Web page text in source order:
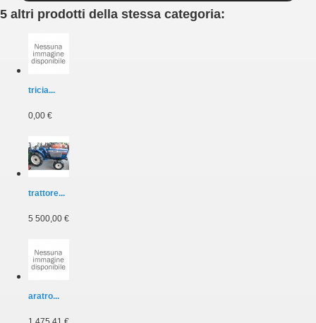
5 altri prodotti della stessa categoria:
tricia...
0,00 €
trattore...
5 500,00 €
aratro...